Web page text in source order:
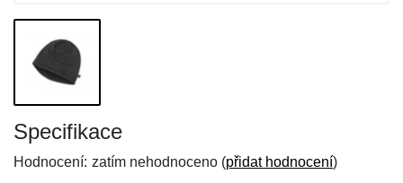
Specifikace
Hodnocení: zatím nehodnoceno (přidat hodnocení)